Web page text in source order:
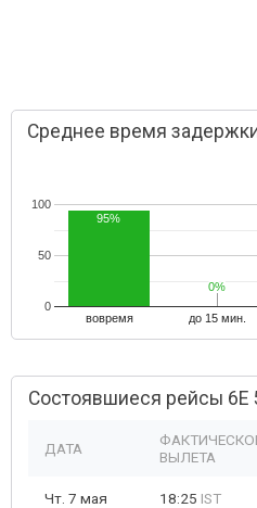
Среднее время
вовремя до 15 мин.
0
50
100
95%
0%
0%
Состоявшиеся рейсы 6E
ДАТА
ВЫЛЕТА
Чт. 7 мая 18:25 IST